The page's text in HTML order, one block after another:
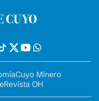
Cuyo Minero
Revista OH